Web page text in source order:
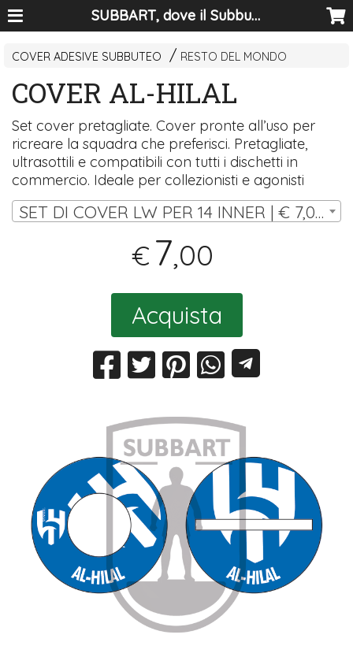
SUBBART, dove il Subbuteo diventa arte
COVER ADESIVE SUBBUTEO RESTO DEL MONDO
COVER AL-HILAL
Set cover pretagliate. Cover pronte all’uso per
ricreare la squadra che preferisci. Pretagliate,
ultrasottili e compatibili con tutti i dischetti in
commercio. Ideale per collezionisti e agonisti
SET DI COVER LW PER 14 INNER | € 7,00
€ 7,00
Acquista